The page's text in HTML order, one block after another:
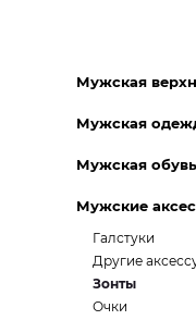
Мужская
Мужская
Мужская обувь
Мужские
Галстуки
Другие
Зонты
Очки